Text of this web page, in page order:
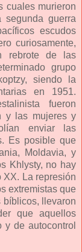
cuales murieron
guerra
escudos
curiosamente,
rebrote de las
grupo
siendo la
en 1951.
fueron
y las mujeres y
enviar las
Es posible que
Moldavia, y
Khlysty, no hay
La represión
extremistas que
bíblicos, llevaron
que aquellos
de autocontrol